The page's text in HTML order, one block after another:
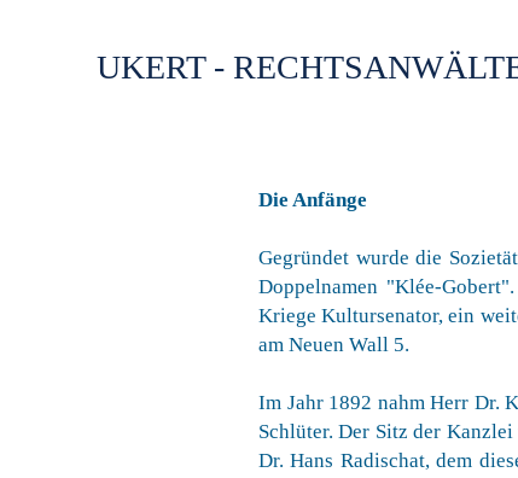
UKERT -
Die Anfänge
Gegründet wurde die
Doppelnamen "Klée-
Kriege Kultursenator, ein
am Neuen Wall 5.
Im Jahr 1892 nahm Herr Dr.
Schlüter. Der Sitz der
Dr. Hans Radischat, dem